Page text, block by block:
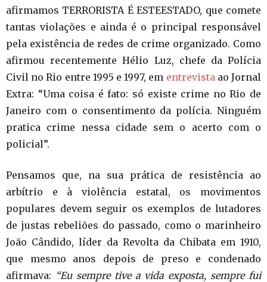
afirmamos TERRORISTA É ESTEESTADO, que comete
tantas violações e ainda é o principal responsável
pela existência de redes de crime organizado. Como
afirmou recentemente Hélio Luz, chefe da Polícia
Civil no Rio entre 1995 e 1997, em entrevistaao Jornal
Extra: “Uma coisa é fato: só existe crime no Rio de
Janeiro com o consentimento da polícia. Ninguém
pratica crime nessa cidade sem o acerto com o
policial”.
Pensamos que, na sua prática de resistência ao
arbítrio e à violência estatal, os movimentos
populares devem seguir os exemplos de lutadores
de justas rebeliões do passado, como o marinheiro
João Cândido, líder da Revolta da Chibata em 1910,
que mesmo anos depois de preso e condenado
afirmava: “Eu sempre tive a vida exposta, sempre fui